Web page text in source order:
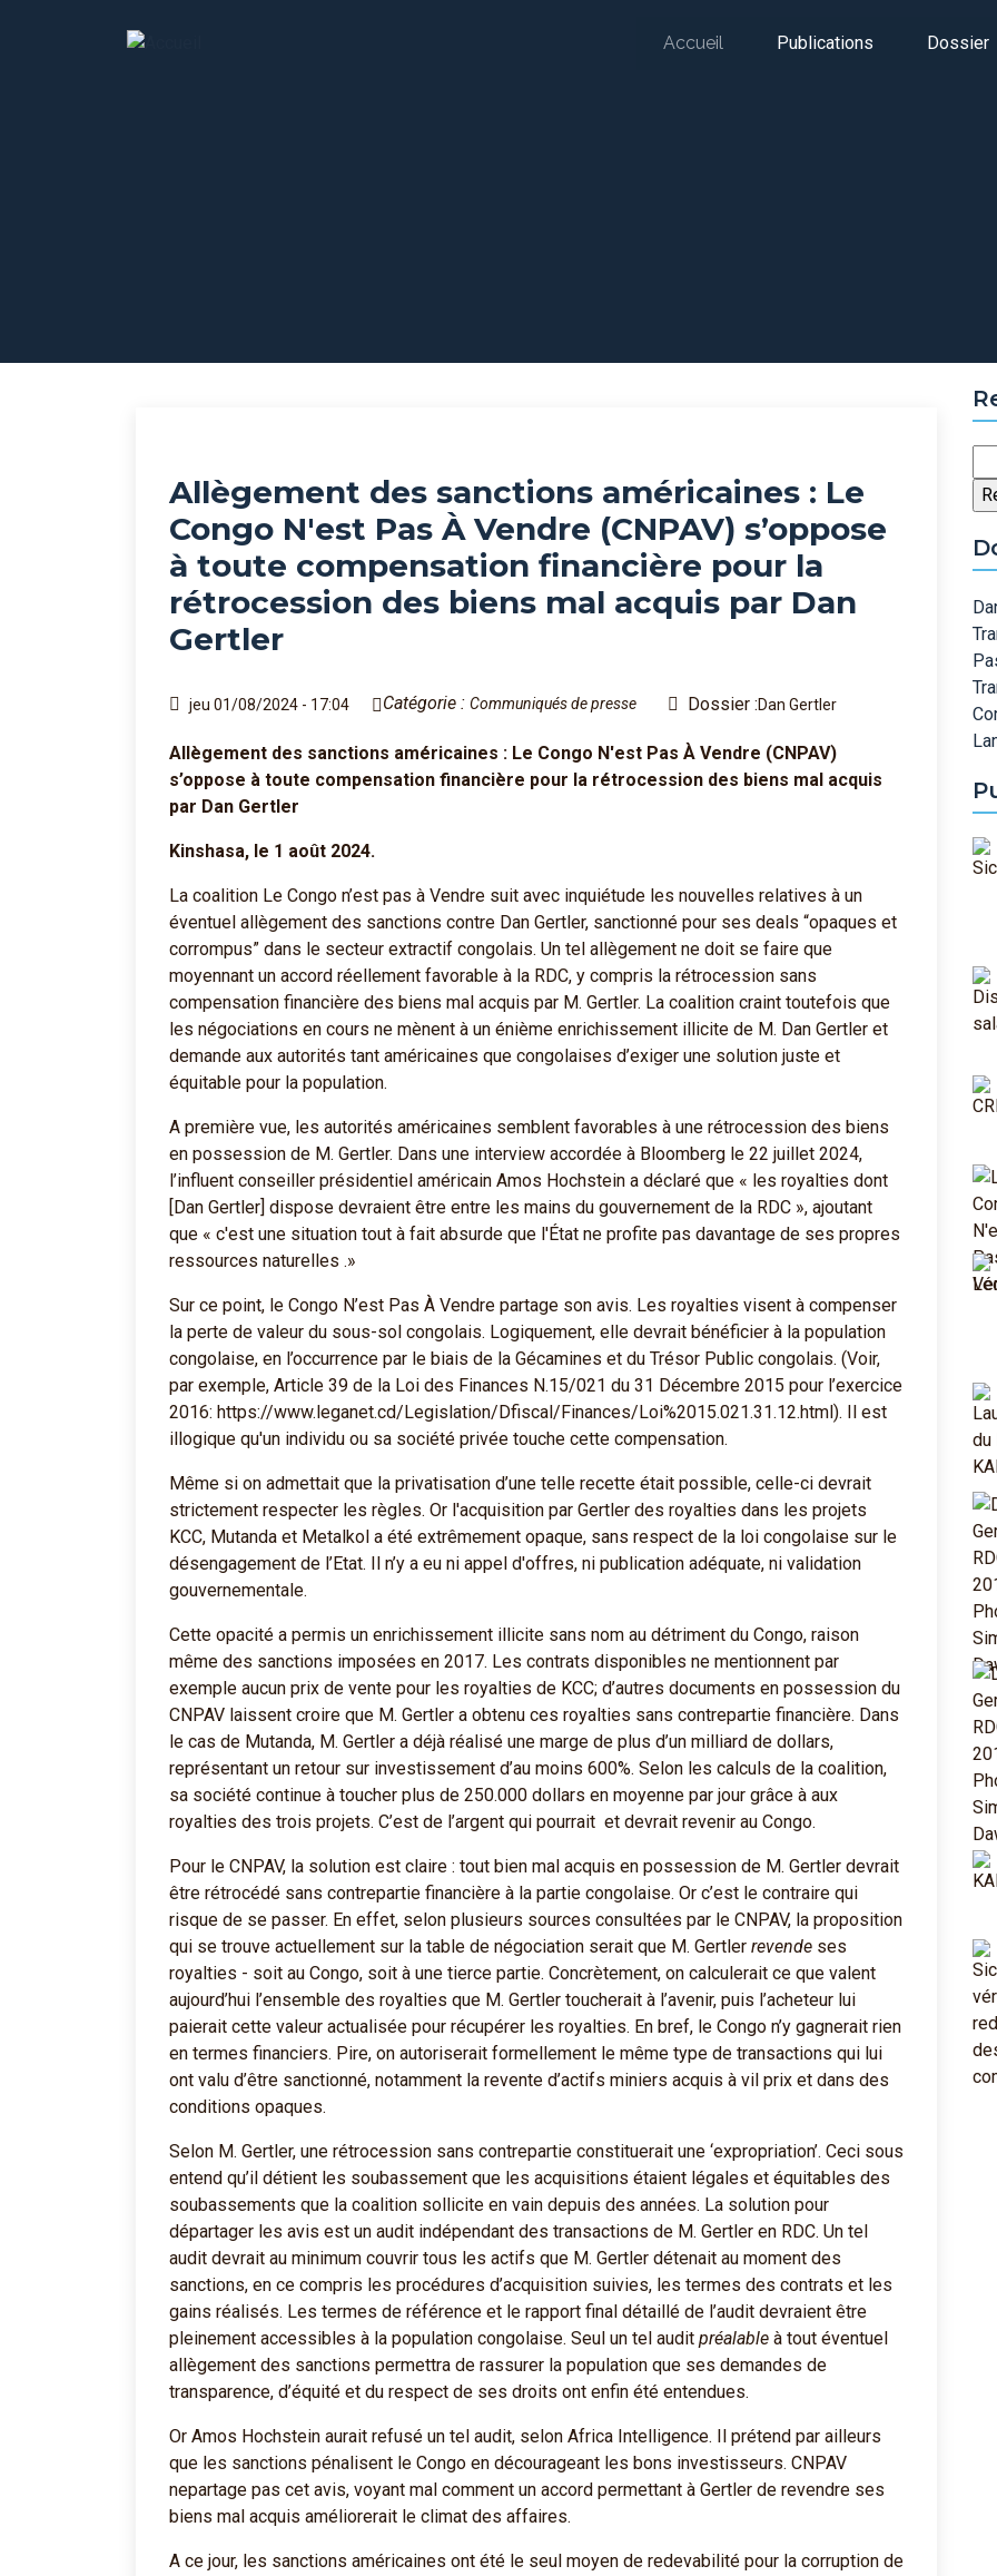
Accueil Publications Dossier
Allègement des sanctions américaines : Le
Congo N'est Pas À Vendre (CNPAV) s’oppose
à toute compensation financière pour la
rétrocession des biens mal acquis par Dan
Gertler
jeu 01/08/2024 - 17:04 Catégorie : Communiqués de presse Dossier :Dan Gertler
Allègement des sanctions américaines : Le Congo N'est Pas À Vendre (CNPAV)
s’oppose à toute compensation financière pour la rétrocession des biens mal acquis
par Dan Gertler
Kinshasa, le 1 août 2024.
La coalition Le Congo n’est pas à Vendre suit avec inquiétude les nouvelles relatives à un
éventuel allègement des sanctions contre Dan Gertler, sanctionné pour ses deals “opaques et
corrompus” dans le secteur extractif congolais. Un tel allègement ne doit se faire que
moyennant un accord réellement favorable à la RDC, y compris la rétrocession sans
compensation financière des biens mal acquis par M. Gertler. La coalition craint toutefois que
les négociations en cours ne mènent à un énième enrichissement illicite de M. Dan Gertler et
demande aux autorités tant américaines que congolaises d’exiger une solution juste et
équitable pour la population.
A première vue, les autorités américaines semblent favorables à une rétrocession des biens
en possession de M. Gertler. Dans une interview accordée à Bloomberg le 22 juillet 2024,
l’influent conseiller présidentiel américain Amos Hochstein a déclaré que « les royalties dont
[Dan Gertler] dispose devraient être entre les mains du gouvernement de la RDC », ajoutant
que « c'est une situation tout à fait absurde que l'État ne profite pas davantage de ses propres
ressources naturelles .»
Sur ce point, le Congo N’est Pas À Vendre partage son avis. Les royalties visent à compenser
la perte de valeur du sous-sol congolais. Logiquement, elle devrait bénéficier à la population
congolaise, en l’occurrence par le biais de la Gécamines et du Trésor Public congolais. (Voir,
par exemple, Article 39 de la Loi des Finances N.15/021 du 31 Décembre 2015 pour l’exercice
2016: https://www.leganet.cd/Legislation/Dfiscal/Finances/Loi%2015.021.31.12.html). Il est
illogique qu'un individu ou sa société privée touche cette compensation.
Même si on admettait que la privatisation d’une telle recette était possible, celle-ci devrait
strictement respecter les règles. Or l'acquisition par Gertler des royalties dans les projets
KCC, Mutanda et Metalkol a été extrêmement opaque, sans respect de la loi congolaise sur le
désengagement de l’Etat. Il n’y a eu ni appel d'offres, ni publication adéquate, ni validation
gouvernementale.
Cette opacité a permis un enrichissement illicite sans nom au détriment du Congo, raison
même des sanctions imposées en 2017. Les contrats disponibles ne mentionnent par
exemple aucun prix de vente pour les royalties de KCC; d’autres documents en possession du
CNPAV laissent croire que M. Gertler a obtenu ces royalties sans contrepartie financière. Dans
le cas de Mutanda, M. Gertler a déjà réalisé une marge de plus d’un milliard de dollars,
représentant un retour sur investissement d’au moins 600%. Selon les calculs de la coalition,
sa société continue à toucher plus de 250.000 dollars en moyenne par jour grâce à aux
royalties des trois projets. C’est de l’argent qui pourrait et devrait revenir au Congo.
Pour le CNPAV, la solution est claire : tout bien mal acquis en possession de M. Gertler devrait
être rétrocédé sans contrepartie financière à la partie congolaise. Or c’est le contraire qui
risque de se passer. En effet, selon plusieurs sources consultées par le CNPAV, la proposition
qui se trouve actuellement sur la table de négociation serait que M. Gertler revende ses
royalties - soit au Congo, soit à une tierce partie. Concrètement, on calculerait ce que valent
aujourd’hui l’ensemble des royalties que M. Gertler toucherait à l’avenir, puis l’acheteur lui
paierait cette valeur actualisée pour récupérer les royalties. En bref, le Congo n’y gagnerait rien
en termes financiers. Pire, on autoriserait formellement le même type de transactions qui lui
ont valu d’être sanctionné, notamment la revente d’actifs miniers acquis à vil prix et dans des
conditions opaques.
Selon M. Gertler, une rétrocession sans contrepartie constituerait une ‘expropriation’. Ceci sous
entend qu’il détient les soubassement que les acquisitions étaient légales et équitables des
soubassements que la coalition sollicite en vain depuis des années. La solution pour
départager les avis est un audit indépendant des transactions de M. Gertler en RDC. Un tel
audit devrait au minimum couvrir tous les actifs que M. Gertler détenait au moment des
sanctions, en ce compris les procédures d’acquisition suivies, les termes des contrats et les
gains réalisés. Les termes de référence et le rapport final détaillé de l’audit devraient être
pleinement accessibles à la population congolaise. Seul un tel audit préalable à tout éventuel
allègement des sanctions permettra de rassurer la population que ses demandes de
transparence, d’équité et du respect de ses droits ont enfin été entendues.
Or Amos Hochstein aurait refusé un tel audit, selon Africa Intelligence. Il prétend par ailleurs
que les sanctions pénalisent le Congo en décourageant les bons investisseurs. CNPAV
nepartage pas cet avis, voyant mal comment un accord permettant à Gertler de revendre ses
biens mal acquis améliorerait le climat des affaires.
A ce jour, les sanctions américaines ont été le seul moyen de redevabilité pour la corruption de